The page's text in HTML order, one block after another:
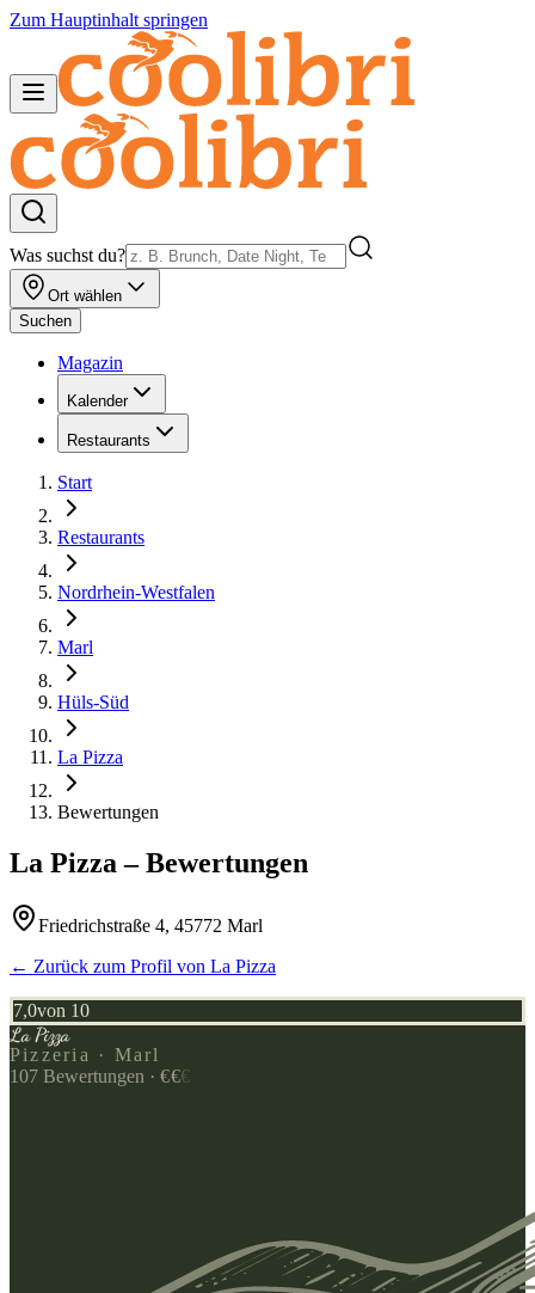
Zum Hauptinhalt springen
Was suchst du?
Ort wählen
Suchen
Magazin
Kalender
Restaurants
Start
Restaurants
Nordrhein-Westfalen
Marl
Hüls-Süd
La Pizza
Bewertungen
La Pizza – Bewertungen
Friedrichstraße 4, 45772 Marl
← Zurück zum Profil von La Pizza
7,0von 10
La Pizza
Pizzeria · Marl
107 Bewertungen · €€€